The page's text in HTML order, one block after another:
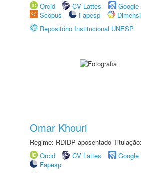
Orcid
CV Lattes
Google
Scopus
Fapesp
Repositório Institucional UNESP
Omar Khouri
Regime: RDIDP aposentado
Orcid
CV Lattes
Google
Fapesp